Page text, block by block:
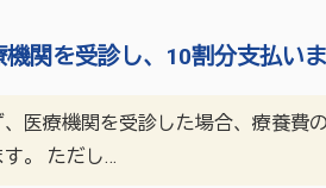
関を受診し、10割分支払い
医療機関を受診した場合、療養
。 ただし…